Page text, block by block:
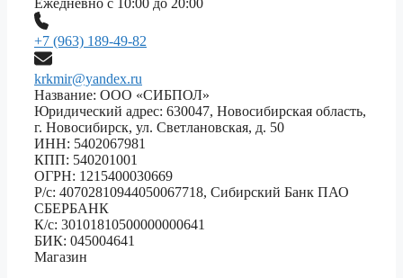
+7 (963) 189-49-82
krkmir@yandex.ru
Название: ООО «СИБПОЛ»
Юридический адрес: 630047, Новосибирская область,
г. Новосибирск, ул. Светлановская, д. 50
ИНН: 5402067981
КПП: 540201001
ОГРН: 1215400030669
Р/с: 40702810944050067718, Сибирский Банк ПАО
СБЕРБАНК
К/с: 30101810500000000641
БИК: 045004641
Магазин